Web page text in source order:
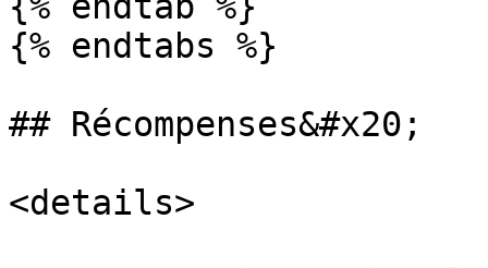
{% endtabs %}
## Récompenses&#x20;
<details>